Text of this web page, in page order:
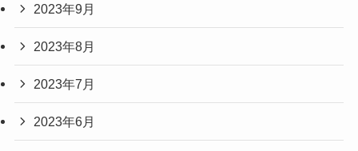
2023年9月
2023年8月
2023年7月
2023年6月